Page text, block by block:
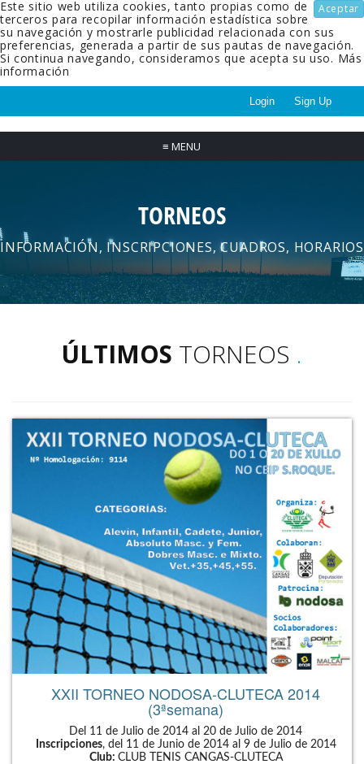
Aceptar
Este sitio web utiliza cookies, tanto propias como de
terceros para recopilar información estadística sobre
su navegación y mostrarle publicidad relacionada con sus
preferencias, generada a partir de sus pautas de navegación.
Si continua navegando, consideramos que acepta su uso. Más
información
Login Sign Up
≡ MENU
TORNEOS
INFORMACIÓN, INSCRIPCIONES, CUADROS, HORARIOS
ÚLTIMOS TORNEOS .
XXII TORNEO NODOSA-CLUTECA 2014
(3ªsemana)
Del 11 de Julio de 2014 al 20 de Julio de 2014
Inscripciones, del 11 de Junio de 2014 al 9 de Julio de 2014
Club: CLUB TENIS CANGAS-CLUTECA